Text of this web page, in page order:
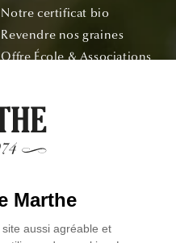
Notre certificat bio
Revendre nos graines
Offre École & Associations